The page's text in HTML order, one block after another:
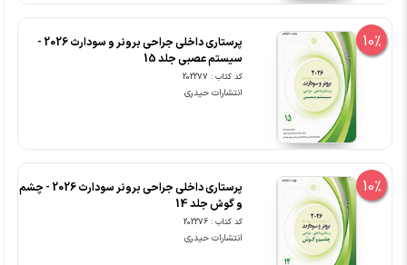
10%
پرستاری داخلی جراحی برونر و سودارث 2026 -
سیستم عصبی جلد 15
کد کتاب : 202277
انتشارات حیدری
10%
پرستاری داخلی جراحی برونر سودارث 2026 - چشم
و گوش جلد 14
کد کتاب : 202276
انتشارات حیدری